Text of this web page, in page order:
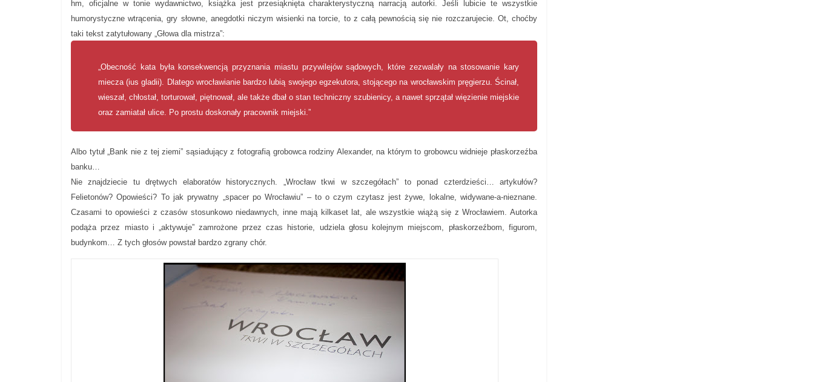
hm, oficjalne w tonie wydawnictwo, książka jest przesiąknięta charakterystyczną narracją autorki. Jeśli lubicie te wszystkie
humorystyczne wtrącenia, gry słowne, anegdotki niczym wisienki na torcie, to z całą pewnością się nie rozczarujecie. Ot, choćby
taki tekst zatytułowany „Głowa dla mistrza”:
„Obecność kata była konsekwencją przyznania miastu przywilejów sądowych, które zezwalały na stosowanie kary
miecza (ius gladii). Dlatego wrocławianie bardzo lubią swojego egzekutora, stojącego na wrocławskim pręgierzu. Ścinał,
wieszał, chłostał, torturował, piętnował, ale także dbał o stan techniczny szubienicy, a nawet sprzątał więzienie miejskie
oraz zamiatał ulice. Po prostu doskonały pracownik miejski.”
Albo tytuł „Bank nie z tej ziemi” sąsiadujący z fotografią grobowca rodziny Alexander, na którym to grobowcu widnieje płaskorzeźba
banku…
Nie znajdziecie tu drętwych elaboratów historycznych. „Wrocław tkwi w szczegółach” to ponad czterdzieści… artykułów?
Felietonów? Opowieści? To jak prywatny „spacer po Wrocławiu” – to o czym czytasz jest żywe, lokalne, widywane-a-nieznane.
Czasami to opowieści z czasów stosunkowo niedawnych, inne mają kilkaset lat, ale wszystkie wiążą się z Wrocławiem. Autorka
podąża przez miasto i „aktywuje” zamrożone przez czas historie, udziela głosu kolejnym miejscom, płaskorzeźbom, figurom,
budynkom… Z tych głosów powstał bardzo zgrany chór.